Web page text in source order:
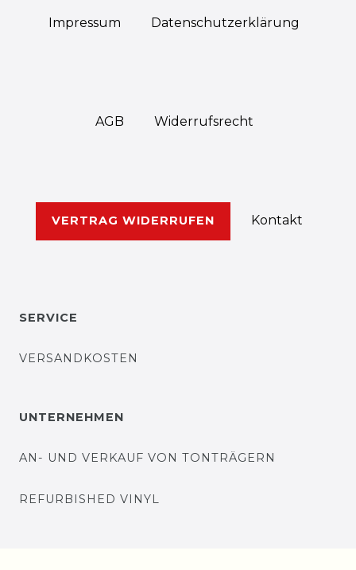
Impressum Daten­schutz­erklärung
AGB Widerrufs­recht
VERTRAG WIDERRUFEN Kontakt
SERVICE
VERSANDKOSTEN
UNTERNEHMEN
AN- UND VERKAUF VON TONTRÄGERN
REFURBISHED VINYL